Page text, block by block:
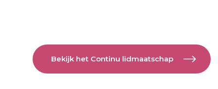
Bekijk het Continu lidmaatschap